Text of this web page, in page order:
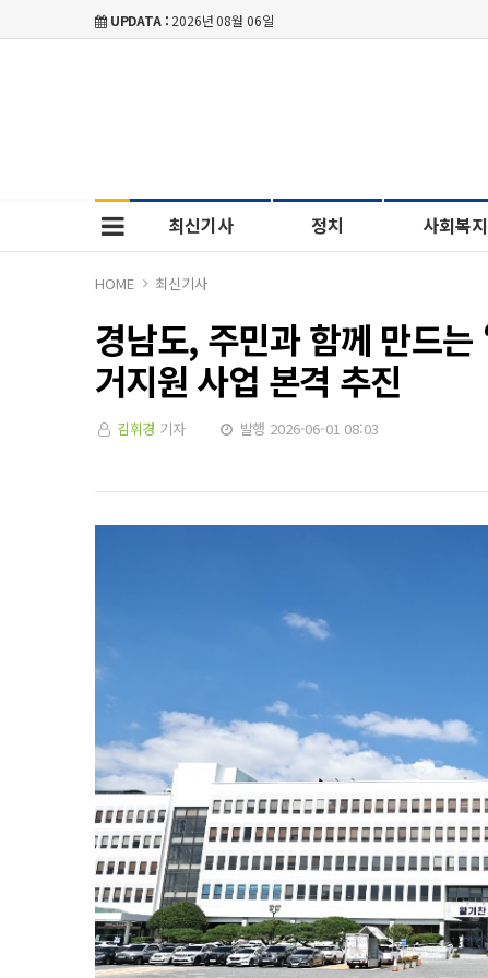
UPDATA : 2026년 08월 06일
최신기사 정치 사회복지
HOME 최신기사
경남도, 주민과 함께 만드는
거지원 사업 본격 추진
김휘경 기자 발행 2026-06-01 08:03